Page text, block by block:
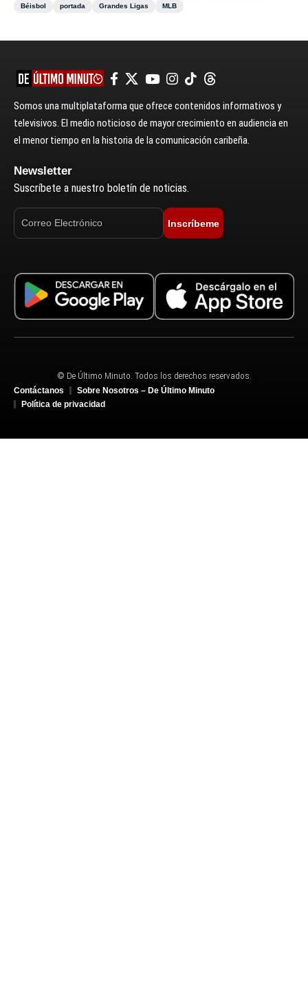
Béisbol
portada Grandes Ligas MLB
Somos una multiplataforma que ofrece contenidos informativos y
televisivos. El medio noticioso de mayor crecimiento en audiencia en
el menor tiempo en la historia de la comunicación caribeña.
Newsletter
Suscríbete a nuestro boletín de noticias.
Inscríbeme
© De Último Minuto. Todos los derechos reservados.
Contáctanos
Sobre Nosotros – De Último Minuto
Política de privacidad